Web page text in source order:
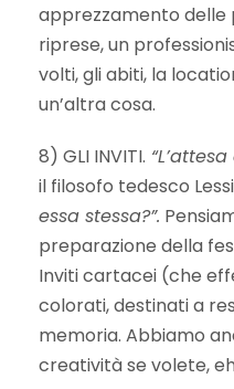
apprezzamento
riprese, un
volti, gli abiti, la
un’altra cosa.
8) GLI INVITI.
il filosofo tedesco
essa stessa?”.
preparazione della
Inviti cartacei (che
colorati, destinati a
memoria. Abbiamo
creatività se volete,